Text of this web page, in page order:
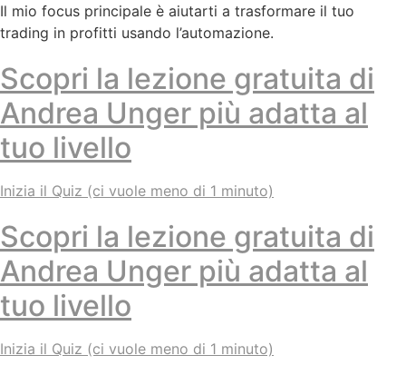
Il mio focus principale è aiutarti a trasformare il tuo
trading in profitti usando l’automazione.
Scopri la lezione gratuita di
Andrea Unger più adatta al
tuo livello
Inizia il Quiz (ci vuole meno di 1 minuto)
Scopri la lezione gratuita di
Andrea Unger più adatta al
tuo livello
Inizia il Quiz (ci vuole meno di 1 minuto)